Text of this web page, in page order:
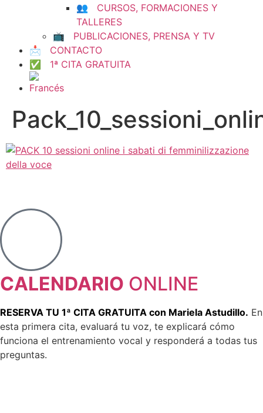
👥 CURSOS, FORMACIONES Y
TALLERES
📺 PUBLICACIONES, PRENSA Y TV
📩 CONTACTO
✅ 1ª CITA GRATUITA
CALENDARIO ONLINE
RESERVA TU 1ª CITA GRATUITA con Mariela Astudillo. En
esta primera cita, evaluará tu voz, te explicará cómo
funciona el entrenamiento vocal y responderá a todas tus
preguntas.